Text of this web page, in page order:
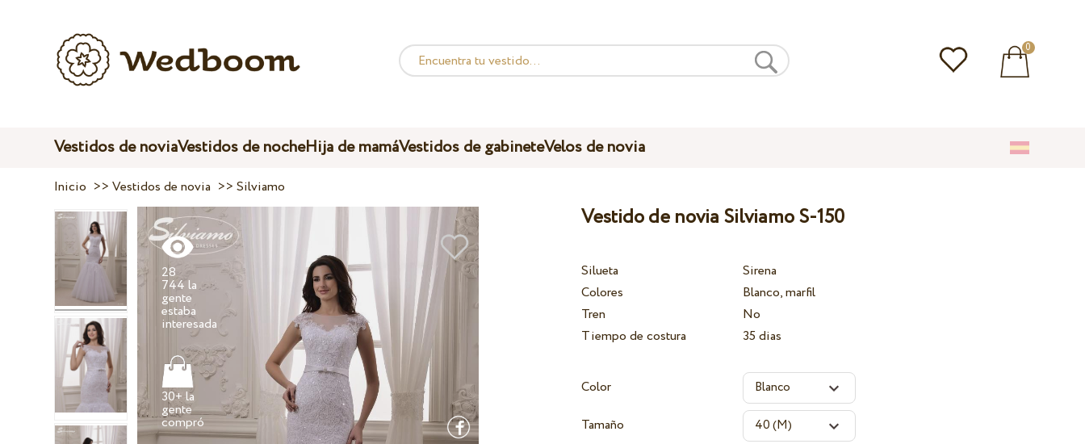
0
Vestidos de noviaVestidos de nocheHija de mamáVestidos de gabineteVelos de novia
Inicio >>Vestidos de novia >>Silviamo
28
744 la
gente
estaba
30+ la
gente
Vestido de novia Silviamo S-150
Silueta
Sirena
Colores
Blanco, marfil
Tren
No
Tiempo de costura
35 dias
Color
Tamaño